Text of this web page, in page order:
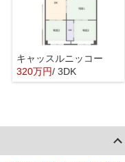
キャッスルニッコー
320万円/ 3DK